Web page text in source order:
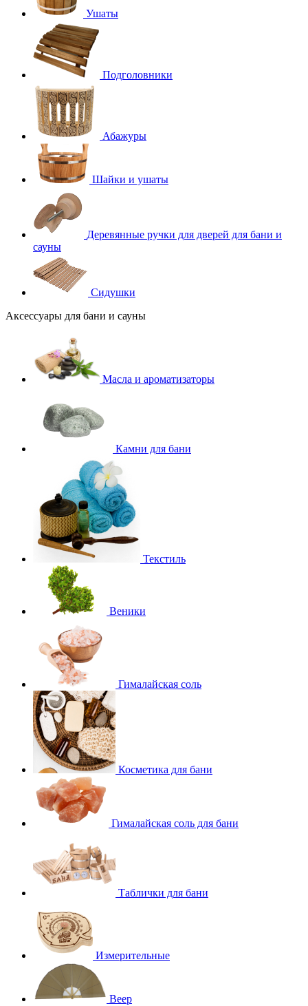
Ушаты
Подголовники
Абажуры
Шайки и ушаты
Деревянные ручки для дверей для бани и
сауны
Сидушки
Аксессуары для бани и сауны
Масла и ароматизаторы
Камни для бани
Текстиль
Веники
Гималайская соль
Косметика для бани
Гималайская соль для бани
Таблички для бани
Измерительные
Веер